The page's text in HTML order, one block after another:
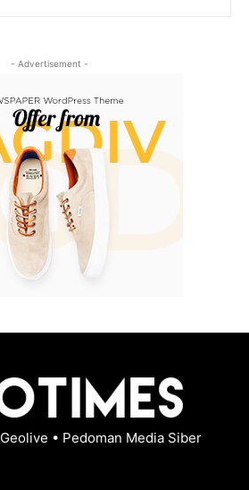
- Advertisement -
Geolive • Pedoman Media Siber